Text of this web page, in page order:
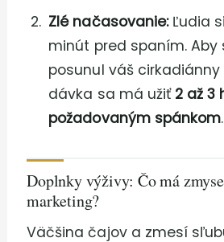
Zlé načasovanie:Ľudia
minút pred spaním. Aby
posunul váš
dávka sa má užiť 2 až 3
požadovaným spánkom.
Doplnky výživy: Čo má
marketing?
Väčšina čajov a zmesí